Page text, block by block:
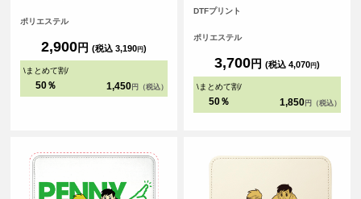
ポリエステル
2,900円 (税込 3,190円)
\まとめて割/
50％ 1,450 円（税込）
ができます。うれしい複数の外ポケ
用が可能です。
DTFプリント
ポリエステル
3,700円 (税込 4,070円)
\まとめて割/
50％ 1,850 円（税込）